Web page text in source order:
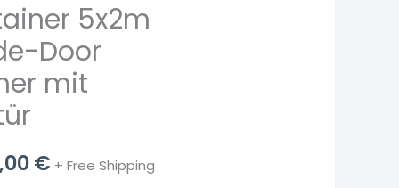
5x2m
Door
mit
€
€
Aktueller
Preis
ist:
+ Free Shipping